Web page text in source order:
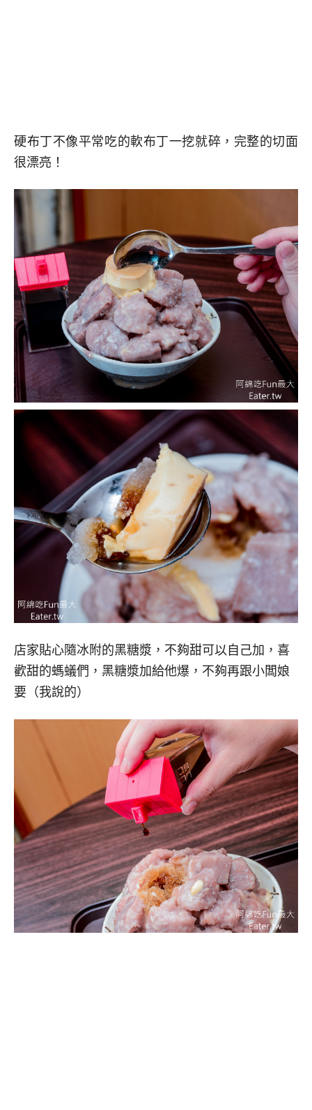
硬布丁不像平常吃的軟布丁一挖就碎，完整的切面
很漂亮！
店家貼心隨冰附的黑糖漿，不夠甜可以自己加，喜
歡甜的螞蟻們，黑糖漿加給他爆，不夠再跟小闆娘
要（我說的）